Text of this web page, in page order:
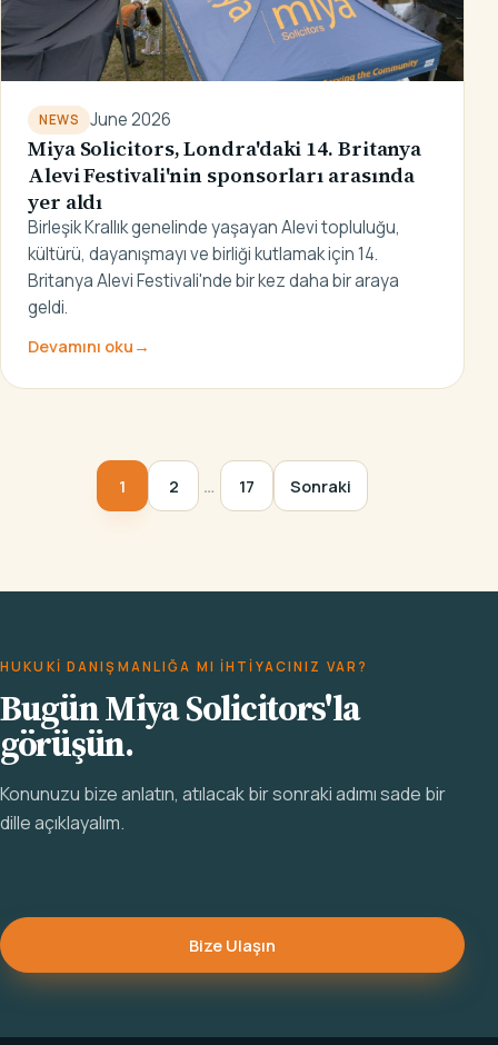
NEWS June 2026
Miya Solicitors, Londra'daki 14. Britanya
Alevi Festivali'nin sponsorları arasında
yer aldı
Birleşik Krallık genelinde yaşayan Alevi topluluğu,
kültürü, dayanışmayı ve birliği kutlamak için 14.
Britanya Alevi Festivali'nde bir kez daha bir araya
geldi.
Devamını oku →
1 2 … 17 Sonraki
HUKUKI DANIŞMANLIĞA MI IHTIYACINIZ VAR?
Bugün Miya Solicitors'la
görüşün.
Konunuzu bize anlatın, atılacak bir sonraki adımı sade bir
dille açıklayalım.
Bize Ulaşın